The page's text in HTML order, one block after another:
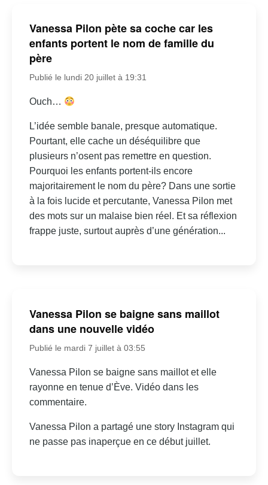
Vanessa Pilon pète sa coche car les
enfants portent le nom de famille du
père
Publié le lundi 20 juillet à 19:31
Ouch…
L’idée semble banale, presque automatique.
Pourtant, elle cache un déséquilibre que
plusieurs n’osent pas remettre en question.
Pourquoi les enfants portent-ils encore
majoritairement le nom du père? Dans une sortie
à la fois lucide et percutante, Vanessa Pilon met
des mots sur un malaise bien réel. Et sa réflexion
frappe juste, surtout auprès d’une génération...
Vanessa Pilon se baigne sans maillot
dans une nouvelle vidéo
Publié le mardi 7 juillet à 03:55
Vanessa Pilon se baigne sans maillot et elle
rayonne en tenue d’Ève. Vidéo dans les
commentaire.
Vanessa Pilon a partagé une story Instagram qui
ne passe pas inaperçue en ce début juillet.